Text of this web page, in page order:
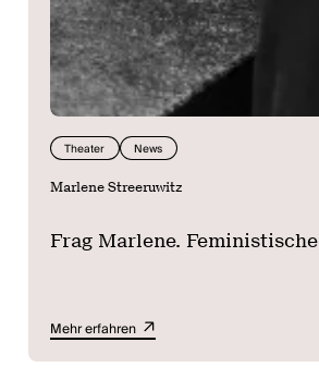
Theater News
Marlene Streeruwitz
Frag Marlene.
Mehr erfahren